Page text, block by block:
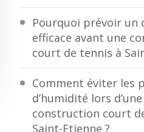
Pourquoi prévoir un
efficace avant une
court de tennis à
Comment éviter les
d’humidité lors d’une
construction court
Saint-Etienne ?